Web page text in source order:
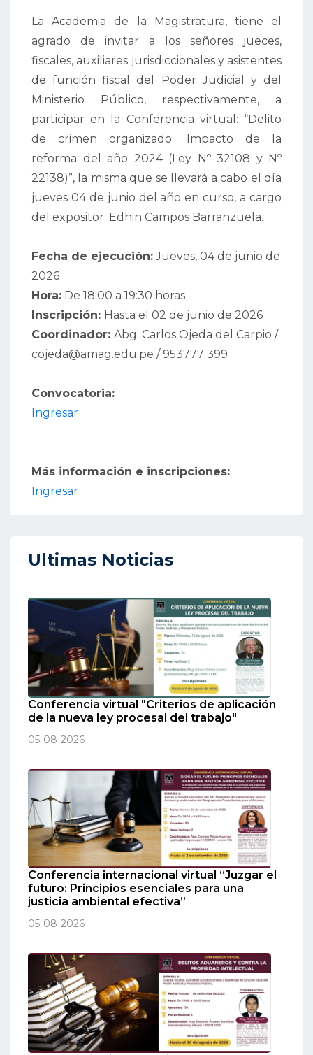
La Academia de la Magistratura, tiene el
agrado de invitar a los señores jueces,
fiscales, auxiliares jurisdiccionales y asistentes
de función fiscal del Poder Judicial y del
Ministerio Público, respectivamente, a
participar en la Conferencia virtual: “Delito
de crimen organizado: Impacto de la
reforma del año 2024 (Ley Nº 32108 y Nº
22138)”, la misma que se llevará a cabo el día
jueves 04 de junio del año en curso, a cargo
del expositor: Edhin Campos Barranzuela.
Fecha de ejecución:Jueves, 04 de junio de
2026
Hora: De 18:00 a 19:30 horas
Inscripción: Hasta el 02 de junio de 2026
Coordinador: Abg. Carlos Ojeda del Carpio /
cojeda@amag.edu.pe / 953777 399
Convocatoria:
Ingresar
Más información e inscripciones:
Ingresar
Ultimas Noticias
Conferencia virtual "Criterios de aplicación
de la nueva ley procesal del trabajo"
05-08-2026
Conferencia internacional virtual “Juzgar el
futuro: Principios esenciales para una
justicia ambiental efectiva”
05-08-2026